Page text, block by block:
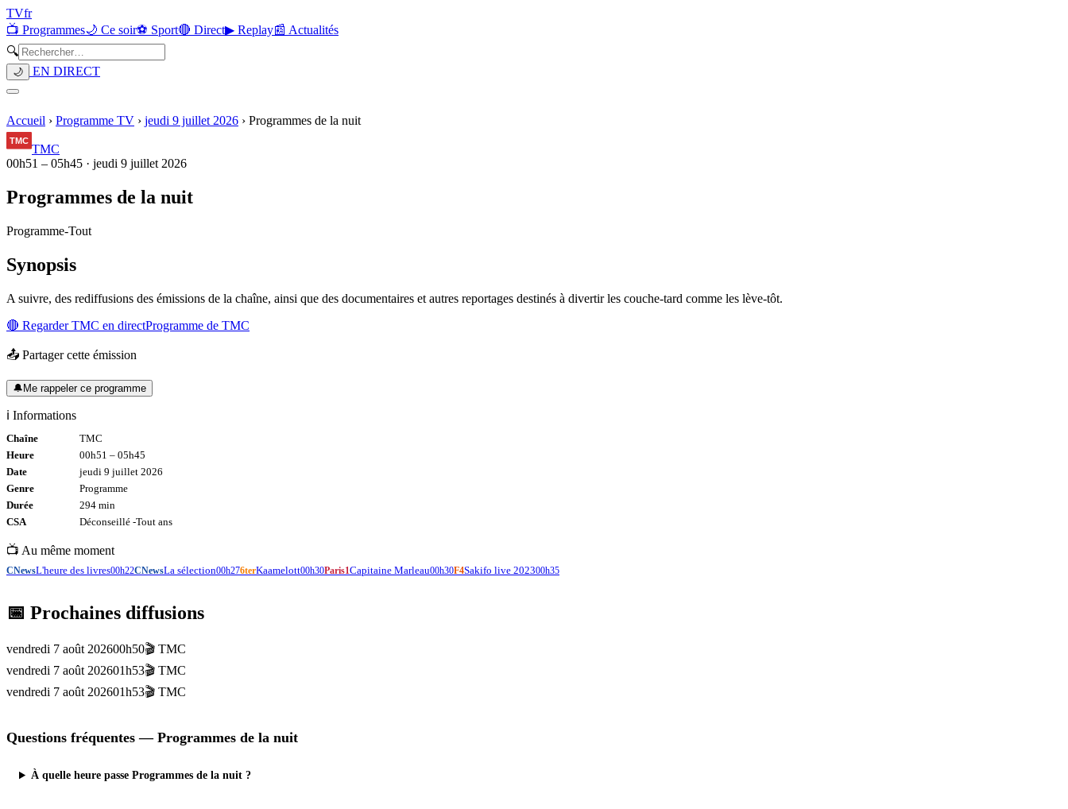
TVfr
📺 Programmes🌙 Ce soir⚽ Sport🔴 Direct▶ Replay📰 Actualités
🔍
🌙 EN DIRECT
Accueil › Programme TV › jeudi 9 juillet 2026 › Programmes de la nuit
TMC
00h51 – 05h45 · jeudi 9 juillet 2026
Programmes de la nuit
Programme-Tout
Synopsis
A suivre, des rediffusions des émissions de la chaîne, ainsi que des documentaires et autres reportages destinés à divertir les couche-tard comme les lève-tôt.
🔴 RegarderTMC en directProgramme de TMC
📤 Partager cette émission
🔔Me rappeler ce programme
ℹ️ Informations
Chaîne
TMC
Heure
00h51 – 05h45
Date
jeudi 9 juillet 2026
Genre
Programme
Durée
294 min
CSA
Déconseillé -Tout ans
📺 Au même moment
CNewsL'heure des livres00h22CNewsLa sélection00h276terKaamelott00h30Paris1Capitaine Marleau00h30F4Sakifo live 202300h35
📅 Prochaines diffusions
vendredi 7 août 202600h50🎬 TMC
vendredi 7 août 202601h53🎬 TMC
vendredi 7 août 202601h53🎬 TMC
Questions fréquentes — Programmes de la nuit
À quelle heure passe Programmes de la nuit ?